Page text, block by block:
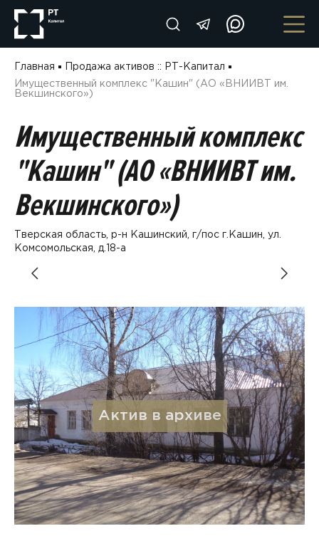
Главная
Продажа активов :: РТ-Капитал
Имущественный комплекс "Кашин" (АО «ВНИИВТ им.
Векшинского»)
Имущественный комплекс
"Кашин" (АО «ВНИИВТ им.
Векшинского»)
Тверская область, р-н Кашинский, г/пос г.Кашин, ул.
Комсомольская, д.18-а